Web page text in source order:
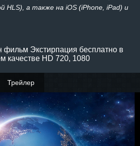
HLS), а также на iOS (iPhone, iPad) и
фильм Экстирпация бесплатно в
качестве HD 720, 1080
Трейлер